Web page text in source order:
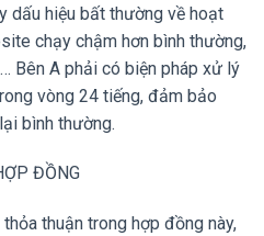
dấu hiệu bất thường về hoạt
chạy chậm hơn bình thường,
Bên A phải có biện pháp xử lý
vòng 24 tiếng, đảm bảo
bình thường.
ĐỒNG
thuận trong hợp đồng này,